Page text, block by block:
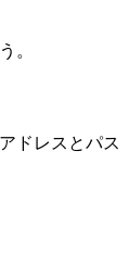
。
ドレスとパス